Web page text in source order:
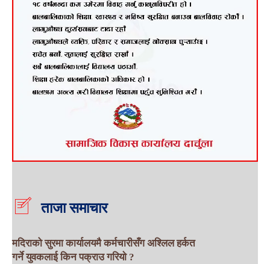
ताजा समाचार
मदिराको सुरमा कार्यालयमै कर्मचारीसँग अश्लिल हर्कत
गर्ने युवकलाई किन पक्राउ गरियाे ?